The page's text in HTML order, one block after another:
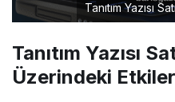
Tanıtım Yazısı
Tanıtım Yazısı
Üzerindeki